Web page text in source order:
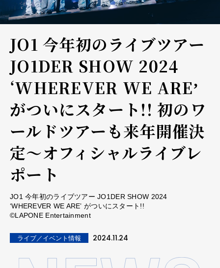
JO1 今年初のライブツアー
JO1DER SHOW 2024
ʻWHEREVER WE AREʼ
がついにスタート!! 初のワ
ールドツアーも来年開催決
定～オフィシャルライブレ
ポート
JO1 今年初のライブツアー JO1DER SHOW 2024
ʻWHEREVER WE AREʼ がついにスタート!!
©LAPONE Entertainment
ライブ／イベント情報 2024.11.24